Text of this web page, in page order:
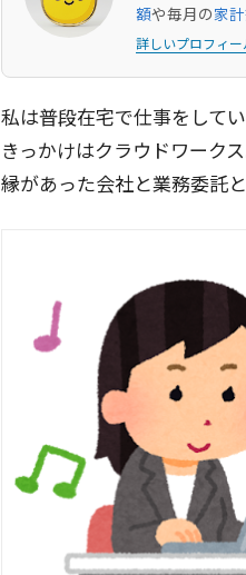
額や毎月の家
詳しいプロフィー
私は普段在宅で仕事をして
きっかけはクラウドワークス
縁があった会社と業務委託